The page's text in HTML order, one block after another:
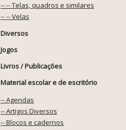
-- -- Telas, quadros e similares
-- -- Velas
Diversos
Jogos
Livros / Publicações
Material escolar e de escritório
-- Agendas
-- Artigos Diversos
-- Blocos e cadernos